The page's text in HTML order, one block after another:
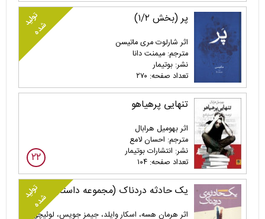
پر (بخش ۱/۲)
اثر شارلوت مری ماتیسن
مترجم: میمنت دانا
نشر: بوتیمار
تعداد صفحه: ۲۷۰
تولید
شده
تنهایی پرهیاهو
اثر بهومیل هرابال
مترجم: احسان لامع
نشر: انتشارات بوتیمار
تعداد صفحه: ۱۰۴
۲۲
یک حادثه دردناک (مجموعه داستان کوتاه)
تولید
شده